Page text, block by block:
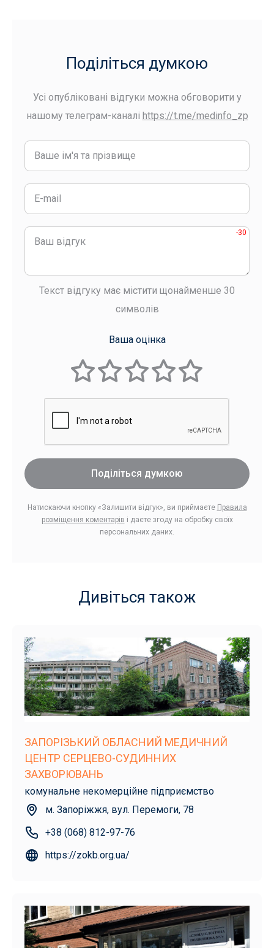
Поділіться думкою
Усі опубліковані відгуки можна обговорити у
нашому телеграм-каналі https://t.me/medinfo_zp
-30
Текст відгуку має містити щонайменше 30
символів
Ваша оцінка
Поділіться думкою
Натискаючи кнопку «Залишити відгук», ви приймаєте Правила
розміщення коментарів і даєте згоду на обробку своїх
персональних даних.
Дивіться також
ЗАПОРІЗЬКИЙ ОБЛАСНИЙ МЕДИЧНИЙ
ЦЕНТР СЕРЦЕВО-СУДИННИХ
ЗАХВОРЮВАНЬ
комунальне некомерційне підприємство
м. Запоріжжя, вул. Перемоги, 78
+38 (068) 812-97-76
https://zokb.org.ua/